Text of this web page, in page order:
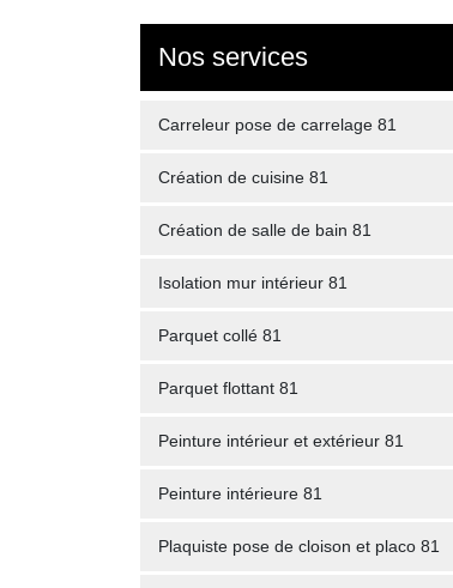
Nos services
Carreleur pose de carrelage 81
Création de cuisine 81
Création de salle de bain 81
Isolation mur intérieur 81
Parquet collé 81
Parquet flottant 81
Peinture intérieur et extérieur 81
Peinture intérieure 81
Plaquiste pose de cloison et placo 81